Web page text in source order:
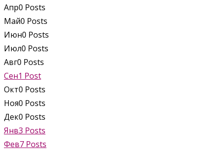
Апр0 Posts
Май0 Posts
Июн0 Posts
Июл0 Posts
Авг0 Posts
Сен1 Post
Окт0 Posts
Ноя0 Posts
Дек0 Posts
Янв3 Posts
Фев7 Posts